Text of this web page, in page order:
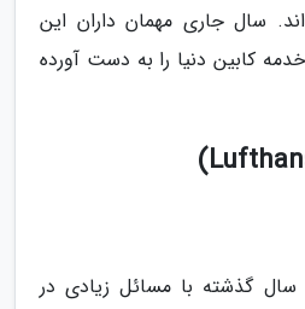
اند. سال جاری مهمان داران این
کابین دنیا را به دست آورده
سال گذشته با مسائل زیادی در